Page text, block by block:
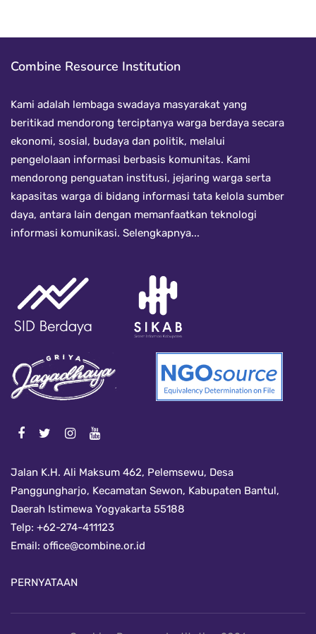
Combine Resource Institution
Kami adalah lembaga swadaya masyarakat yang
beritikad mendorong terciptanya warga berdaya secara
ekonomi, sosial, budaya dan politik, melalui
pengelolaan informasi berbasis komunitas. Kami
mendorong penguatan institusi, jejaring warga serta
kapasitas warga di bidang informasi tata kelola sumber
daya, antara lain dengan memanfaatkan teknologi
informasi komunikasi. Selengkapnya...
Jalan K.H. Ali Maksum 462, Pelemsewu, Desa
Panggungharjo, Kecamatan Sewon, Kabupaten Bantul,
Daerah Istimewa Yogyakarta 55188
Telp: +62-274-411123
Email: office@combine.or.id
PERNYATAAN